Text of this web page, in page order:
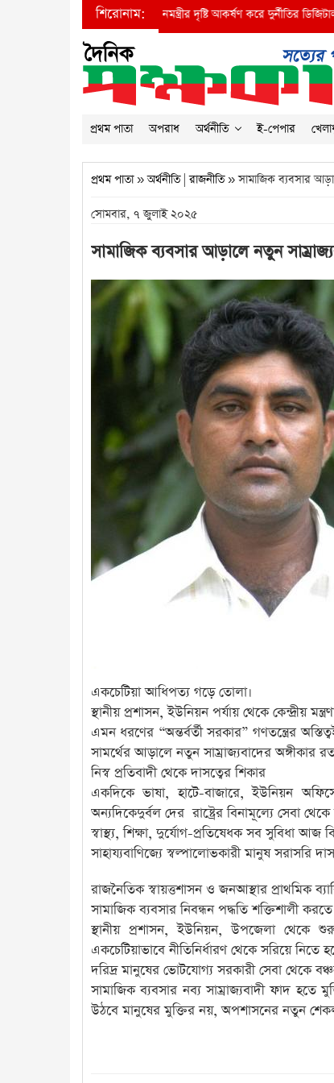
শিরোনাম:
প্রধানমন্ত্রীর দৃষ্টি আকর্ষণ করে দুর্নীতির ডিজিটাল
প্রথম পাতা অপরাধ অর্থনীতি ই-পেপার
প্রথম পাতা»অর্থনীতি|রাজনীতি» সামাজিক ব্যবসার
সোমবার, ৭ জুলাই ২০২৫
সামাজিক ব্যবসার আড়ালে নতুন
একচেটিয়া আধিপত্য গড়ে তোলা।
স্থানীয় প্রশাসন, ইউনিয়ন পর্যায় থেকে কেন্দ্রীয়
এমন ধরণের “অন্তর্বর্তী সরকার” গণতন্ত্রের
সামর্থের আড়ালে নতুন সাম্রাজ্যবাদের অঙ্গীকার
নিস্ব প্রতিবাদী থেকে দাসত্বের শিকার
একদিকে ভাষা, হাটে-বাজারে, ইউনিয়ন
অন্যদিকেদুর্বল দের রাষ্ট্রের বিনামূল্যে সেবা
স্বাস্থ্য, শিক্ষা, দুর্যোগ-প্রতিষেধক সব সুবিধা আজ
সাহায্যবাণিজ্যে স্বল্পালোভকারী মানুষ সরাসরি
রাজনৈতিক স্বায়ত্তশাসন ও জনআস্থার প্রাথমিক
সামাজিক ব্যবসার নিবন্ধন পদ্ধতি শক্তিশালী
স্থানীয় প্রশাসন, ইউনিয়ন, উপজেলা থেকে
একচেটিয়াভাবে নীতিনির্ধারণ থেকে সরিয়ে নিতে
দরিদ্র মানুষের ভোটযোগ্য সরকারী সেবা থেকে
সামাজিক ব্যবসার নব্য সাম্রাজ্যবাদী ফাদ
উঠবে মানুষের মুক্তির নয়, অপশাসনের নতুন